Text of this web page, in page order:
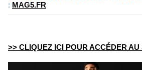
: MAG5.FR
>> CLIQUEZ ICI POUR ACCÉDER